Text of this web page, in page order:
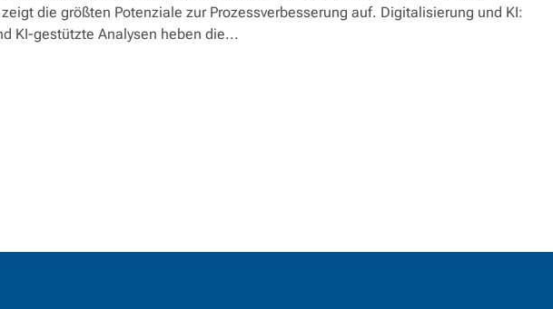
die größten Potenziale zur Prozessverbesserung auf. Digitalisierung und KI:
KI-gestützte Analysen heben die...